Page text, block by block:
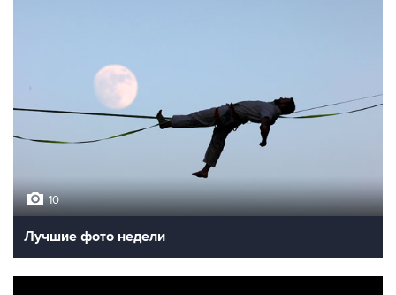
10
Лучшие фото недели